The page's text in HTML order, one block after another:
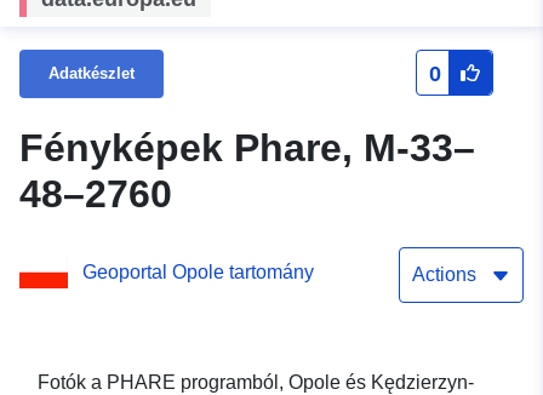
Adatkészlet 0
Fényképek Phare, M-33–
48–2760
Geoportal Opole tartomány Actions
Fotók a PHARE programból, Opole és Kędzierzyn-